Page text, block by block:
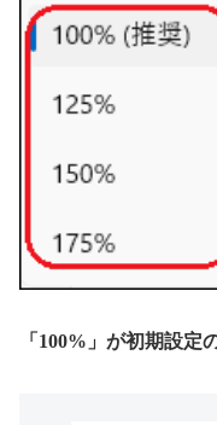
「100%」が初期設定